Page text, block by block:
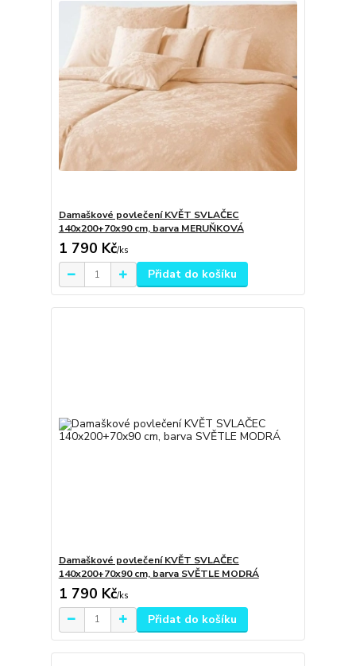
Damaškové povlečení KVĚT SVLAČEC
140x200+70x90 cm, barva MERUŇKOVÁ
1 790 Kč/ks
Přidat do košíku
Damaškové povlečení KVĚT SVLAČEC
140x200+70x90 cm, barva SVĚTLE MODRÁ
1 790 Kč/ks
Přidat do košíku